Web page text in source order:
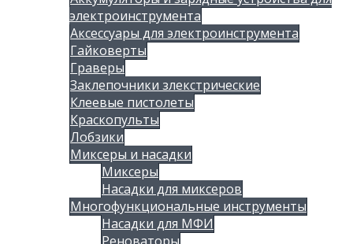
электроинструмента
Аксессуары для электроинструмента
Гайковерты
Граверы
Заклепочники злекстрические
Клеевые пистолеты
Краскопульты
Лобзики
Миксеры и насадки
Миксеры
Насадки для миксеров
Многофункциональные инструменты
Насадки для МФИ